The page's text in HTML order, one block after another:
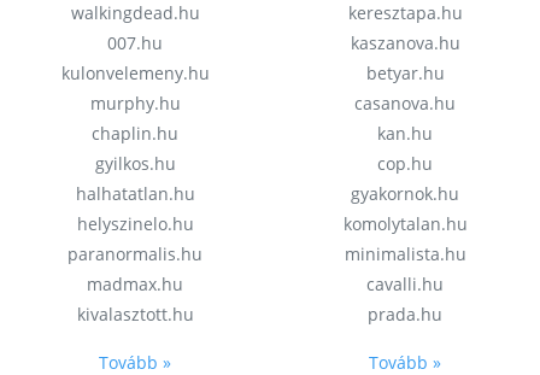
walkingdead.hu
007.hu
kulonvelemeny.hu
murphy.hu
chaplin.hu
gyilkos.hu
halhatatlan.hu
helyszinelo.hu
paranormalis.hu
madmax.hu
kivalasztott.hu
Tovább »
keresztapa.hu
kaszanova.hu
betyar.hu
casanova.hu
kan.hu
cop.hu
gyakornok.hu
komolytalan.hu
minimalista.hu
cavalli.hu
prada.hu
Tovább »